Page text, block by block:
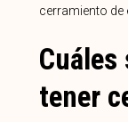
cerramiento de
tener